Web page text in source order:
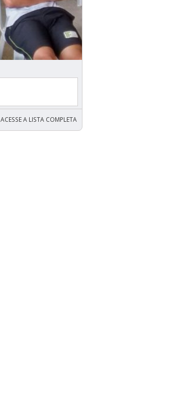
ACESSE A LISTA COMPLETA